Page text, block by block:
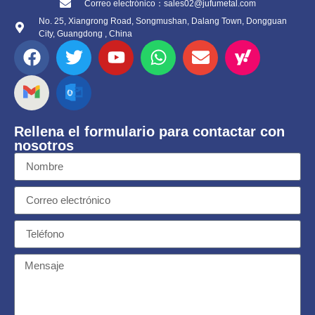
Correo electrónico：sales02@jufumetal.com
No. 25, Xiangrong Road, Songmushan, Dalang Town, Dongguan
City, Guangdong , China
Rellena el formulario para contactar con
nosotros